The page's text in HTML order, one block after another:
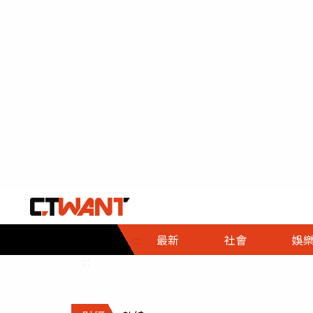
::: 最新 社會
社會首頁
時事
調查
娛樂
娛樂首頁
即時
財經首頁
熱線
政